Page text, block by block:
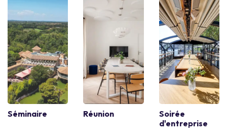
Séminaire Réunion
Soirée
d'entreprise